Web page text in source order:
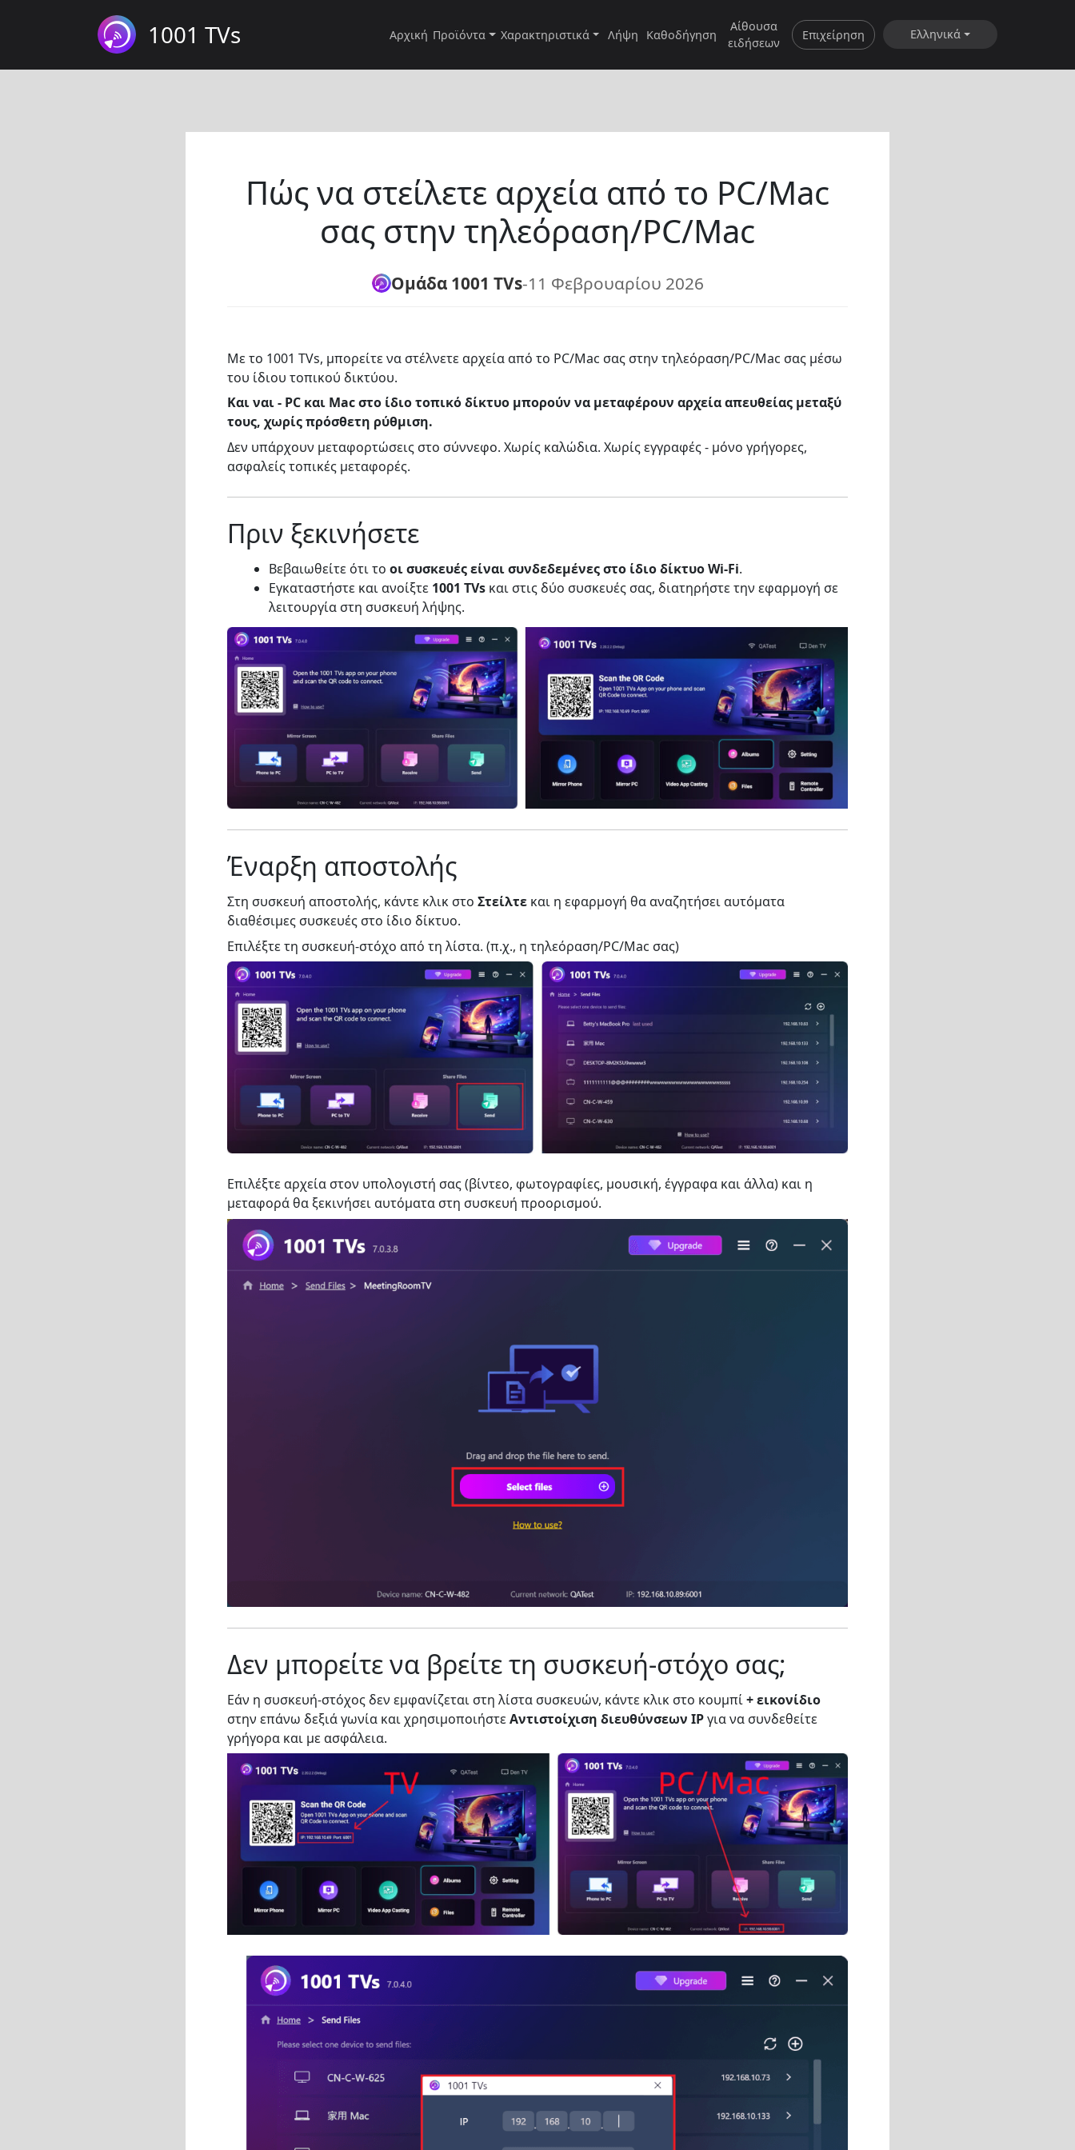
1001 TVs Αρχική Προϊόντα Χαρακτηριστικά Λήψη Καθοδήγηση
Αίθουσα
ειδήσεων
Επιχείρηση Ελληνικά
Πώς να στείλετε αρχεία από το PC/Mac
σας στην τηλεόραση/PC/Mac
Ομάδα 1001 TVs-11 Φεβρουαρίου 2026
Με το 1001 TVs, μπορείτε να στέλνετε αρχεία από το PC/Mac σας στην τηλεόραση/PC/Mac σας μέσω
του ίδιου τοπικού δικτύου.
Και ναι - PC και Mac στο ίδιο τοπικό δίκτυο μπορούν να μεταφέρουν αρχεία απευθείας μεταξύ
τους, χωρίς πρόσθετη ρύθμιση.
Δεν υπάρχουν μεταφορτώσεις στο σύννεφο. Χωρίς καλώδια. Χωρίς εγγραφές - μόνο γρήγορες,
ασφαλείς τοπικές μεταφορές.
Πριν ξεκινήσετε
Βεβαιωθείτε ότι το οι συσκευές είναι συνδεδεμένες στο ίδιο δίκτυο Wi-Fi.
Εγκαταστήστε και ανοίξτε 1001 TVs και στις δύο συσκευές σας, διατηρήστε την εφαρμογή σε
λειτουργία στη συσκευή λήψης.
Έναρξη αποστολής
Στη συσκευή αποστολής, κάντε κλικ στο Στείλτε και η εφαρμογή θα αναζητήσει αυτόματα
διαθέσιμες συσκευές στο ίδιο δίκτυο.
Επιλέξτε τη συσκευή-στόχο από τη λίστα. (π.χ., η τηλεόραση/PC/Mac σας)
Επιλέξτε αρχεία στον υπολογιστή σας (βίντεο, φωτογραφίες, μουσική, έγγραφα και άλλα) και η
μεταφορά θα ξεκινήσει αυτόματα στη συσκευή προορισμού.
Δεν μπορείτε να βρείτε τη συσκευή-στόχο σας;
Εάν η συσκευή-στόχος δεν εμφανίζεται στη λίστα συσκευών, κάντε κλικ στο κουμπί+ εικονίδιο
στην επάνω δεξιά γωνία και χρησιμοποιήστεΑντιστοίχιση διευθύνσεων IPγια να συνδεθείτε
γρήγορα και με ασφάλεια.